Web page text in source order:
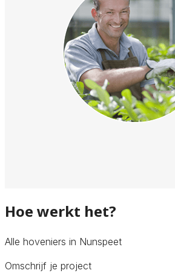
Hoe werkt het?
Alle hoveniers in Nunspeet
Omschrijf je project